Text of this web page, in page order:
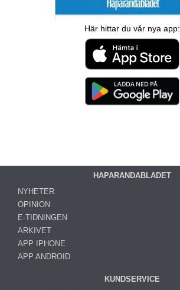
Här hittar du vår nya app:
HAPARANDABLADET
NYHETER
OPINION
E-TIDNINGEN
ARKIVET
APP IPHONE
APP ANDROID
KUNDSERVICE